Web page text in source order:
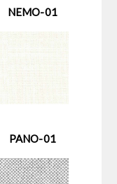
NEMO-01
PANO-01